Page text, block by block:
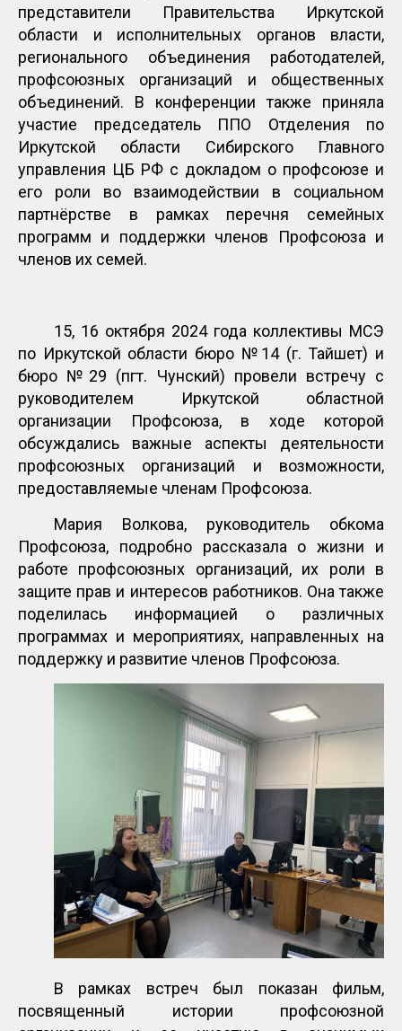
представители Правительства Иркутской
области и исполнительных органов власти,
регионального объединения работодателей,
профсоюзных организаций и общественных
объединений. В конференции также приняла
участие председатель ППО Отделения по
Иркутской области Сибирского Главного
управления ЦБ РФ с докладом о профсоюзе и
его роли во взаимодействии в социальном
партнёрстве в рамках перечня семейных
программ и поддержки членов Профсоюза и
членов их семей.
15, 16 октября 2024 года коллективы МСЭ
по Иркутской области бюро №14 (г. Тайшет) и
бюро №29 (пгт. Чунский) провели встречу с
руководителем Иркутской областной
организации Профсоюза, в ходе которой
обсуждались важные аспекты деятельности
профсоюзных организаций и возможности,
предоставляемые членам Профсоюза.
Мария Волкова, руководитель обкома
Профсоюза, подробно рассказала о жизни и
работе профсоюзных организаций, их роли в
защите прав и интересов работников. Она также
поделилась информацией о различных
программах и мероприятиях, направленных на
поддержку и развитие членов Профсоюза.
В рамках встреч был показан фильм,
посвященный истории профсоюзной